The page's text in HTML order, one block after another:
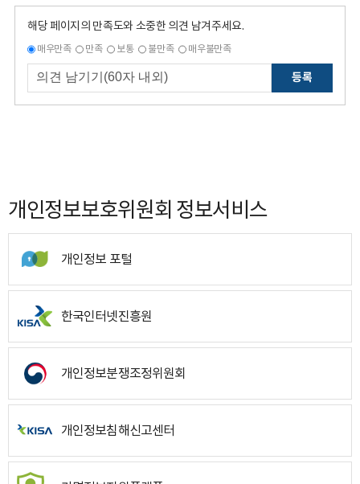
해당 페이지의 만족도와 소중한 의견 남겨주세요.
매우만족 만족 보통 불만족 매우불만족
등록
개인정보보호위원회 정보서비스
개인정보 포털
한국인터넷진흥원
개인정보분쟁조정위원회
개인정보침해신고센터